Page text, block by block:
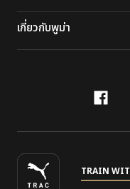
เกี่ยวกับพูม่า
TRAIN